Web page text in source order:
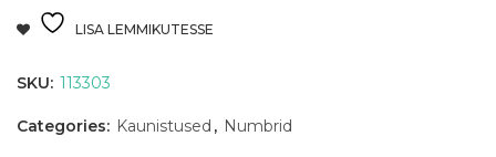
LISA LEMMIKUTESSE
SKU: 113303
Categories: Kaunistused , Numbrid